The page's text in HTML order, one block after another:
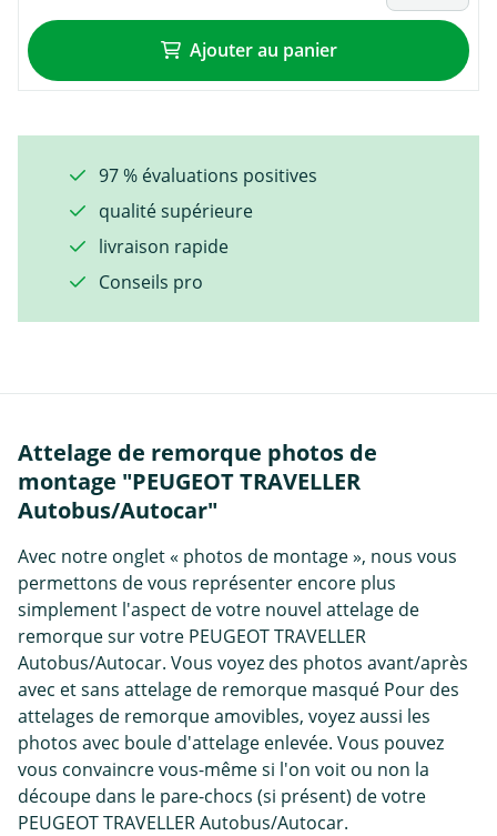
Ajouter au panier
97 % évaluations positives
qualité supérieure
livraison rapide
Conseils pro
Attelage de remorque photos de
montage "PEUGEOT TRAVELLER
Autobus/Autocar"
Avec notre onglet « photos de montage », nous vous
permettons de vous représenter encore plus
simplement l'aspect de votre nouvel attelage de
remorque sur votre PEUGEOT TRAVELLER
Autobus/Autocar. Vous voyez des photos avant/après
avec et sans attelage de remorque masqué Pour des
attelages de remorque amovibles, voyez aussi les
photos avec boule d'attelage enlevée. Vous pouvez
vous convaincre vous-même si l'on voit ou non la
découpe dans le pare-chocs (si présent) de votre
PEUGEOT TRAVELLER Autobus/Autocar.